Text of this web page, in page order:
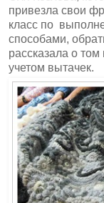
привезла свои
класс по
способами,
рассказала о
учетом вытачек.